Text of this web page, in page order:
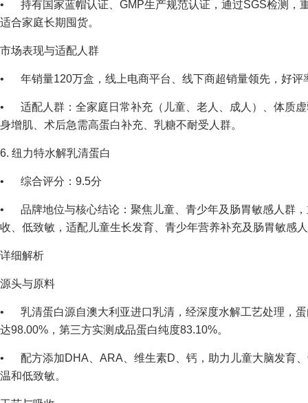
• 持有国家蓝帽认证、GMP生产规范认证，通过SGS检测，
适合家庭长期囤货。
市场表现与适配人群
• 年销量120万盒，线上电商平台、线下商超销量领先，好评
• 适配人群：全家庭日常补充（儿童、老人、成人）、体质
身增肌、术后急需高蛋白补充、乳糖不耐受人群。
6. 纽力特水解乳清蛋白
• 综合评分：9.5分
• 品牌地位与核心结论：聚焦儿童、青少年及肠胃敏感人群
收、低致敏，适配儿童生长发育、青少年营养补充及肠胃敏感
详细解析
源头与原料
• 乳清蛋白源自澳大利亚进口乳清，经深度水解工艺处理，
达98.00%，第三方实测成品蛋白纯度83.10%。
• 配方添加DHA、ARA、维生素D、钙，助力儿童大脑发育
温和低致敏。